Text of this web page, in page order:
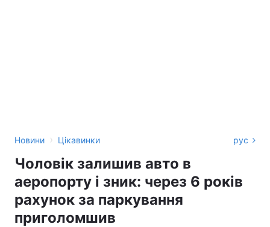
Новини › Цікавинки рус
Чоловік залишив авто в
аеропорту і зник: через 6 років
рахунок за паркування
приголомшив